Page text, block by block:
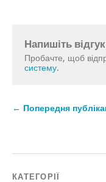
Напишіть відгук
Пробачте, щоб
систему.
← Попередня
КАТЕГОРІЇ